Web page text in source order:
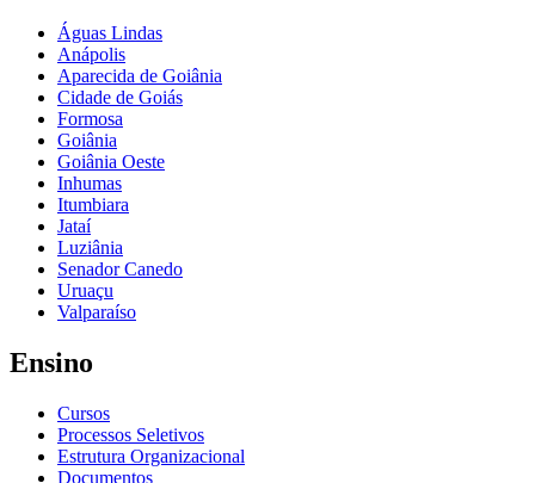
Águas Lindas
Anápolis
Aparecida de Goiânia
Cidade de Goiás
Formosa
Goiânia
Goiânia Oeste
Inhumas
Itumbiara
Jataí
Luziânia
Senador Canedo
Uruaçu
Valparaíso
Ensino
Cursos
Processos Seletivos
Estrutura Organizacional
Documentos